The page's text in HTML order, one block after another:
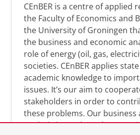
CEnBER is a centre of applied
the Faculty of Economics and
the University of Groningen
the business and economic
role of energy (oil, gas,
societies. CEnBER applies
academic knowledge to
issues. It’s our aim to
stakeholders in order to
these problems. Our business
analysis is conducted on a